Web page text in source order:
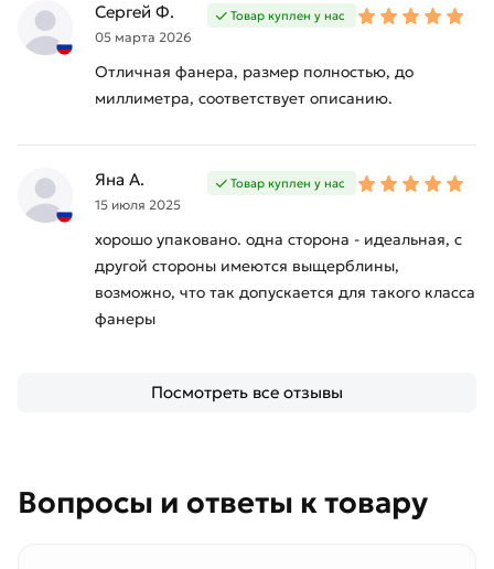
Сергей Ф.
05 марта 2026
Товар куплен у нас
Отличная фанера, размер полностью, до
миллиметра, соответствует описанию.
Яна А.
15 июля 2025
Товар куплен у нас
хорошо упаковано. одна сторона - идеальная, с
другой стороны имеются выщерблины,
возможно, что так допускается для такого класса
фанеры
Посмотреть все отзывы
Вопросы и ответы к товару